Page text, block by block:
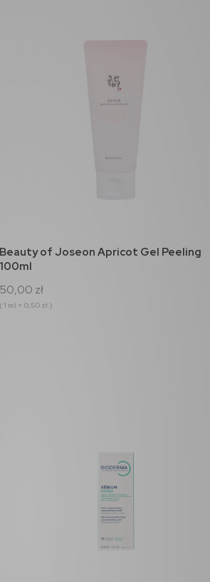
Xerjoff Erba Pura Woda
Perfumowana 50ml
do koszyka
Beauty of Joseon Apricot Gel Peeling
100ml
50,00 zł
( 1 ml = 0,50 zł )